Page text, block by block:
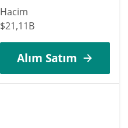
Hacim
$21,11B
Alım Satım